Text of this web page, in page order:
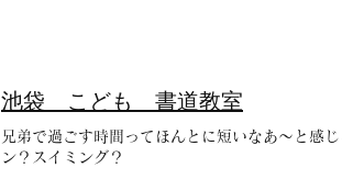
池袋 こども 書道教室
兄弟で過ごす時間ってほんとに短いなあ〜と感
ン？スイミング？